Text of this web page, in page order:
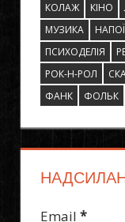
КОЛАЖ
КІНО
МУЗИКА
НАПОЇ
ПСИХОДЕЛІЯ
РОК-Н-РОЛ
ФАНК
ФОЛЬК
Email *